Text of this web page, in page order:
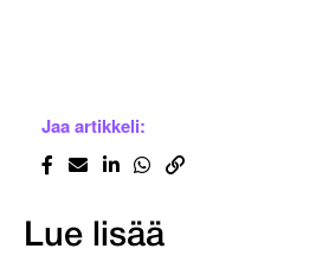
Jaa artikkeli:
Lue lisää